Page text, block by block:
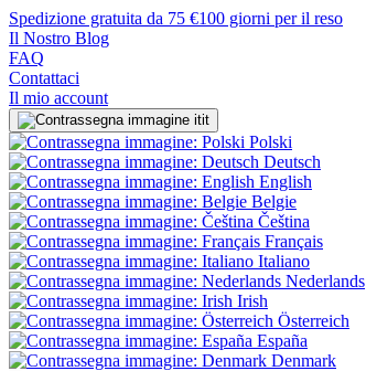
Spedizione gratuita da 75 €100 giorni per il reso
Il Nostro Blog
FAQ
Contattaci
Il mio account
it
Polski
Deutsch
English
Belgie
Čeština
Français
Italiano
Nederlands
Irish
Österreich
España
Denmark